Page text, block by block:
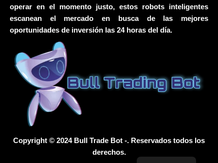
operar en el momento justo, estos robots inteligentes
escanean el mercado en busca de las mejores
oportunidades de inversión las 24 horas del día.
Copyright © 2024 Bull Trade Bot -. Reservados todos los
derechos.